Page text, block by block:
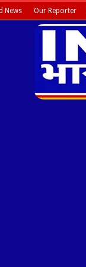
News Our Reporter